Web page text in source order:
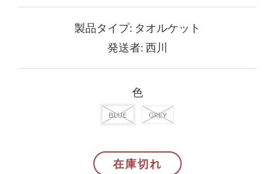
製品タイプ: タオルケット
発送者:西川
色
BLUE GREY
在庫切れ